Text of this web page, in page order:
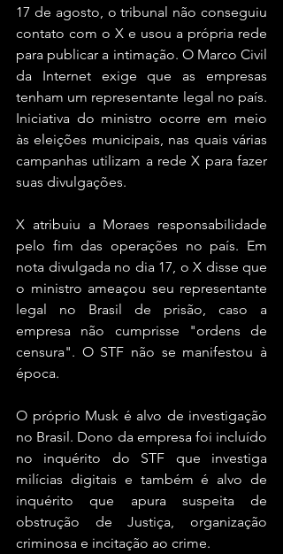
17 de agosto, o tribunal não conseguiu
contato com o X e usou a própria rede
para publicar a intimação. O Marco Civil
da Internet exige que as empresas
tenham um representante legal no país.
Iniciativa do ministro ocorre em meio
às eleições municipais, nas quais várias
campanhas utilizam a rede X para fazer
suas divulgações.
X atribuiu a Moraes responsabilidade
pelo fim das operações no país. Em
nota divulgada no dia 17, o X disse que
o ministro ameaçou seu representante
legal no Brasil de prisão, caso a
empresa não cumprisse "ordens de
censura". O STF não se manifestou à
época.
O próprio Musk é alvo de investigação
no Brasil. Dono da empresa foi incluído
no inquérito do STF que investiga
milícias digitais e também é alvo de
inquérito que apura suspeita de
obstrução de Justiça, organização
criminosa e incitação ao crime.